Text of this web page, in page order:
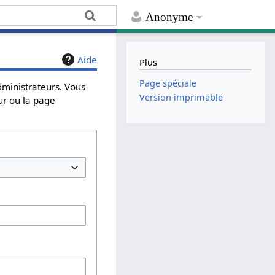
Anonyme
Aide
Vous
ou la page
Plus
Page spéciale
Version imprimable